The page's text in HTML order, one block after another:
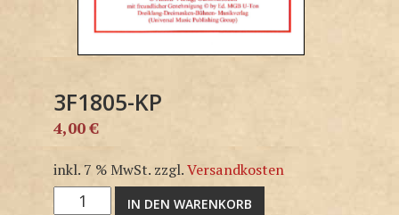
3F1805-KP
4,00€
inkl. 7 % MwSt. zzgl.Versandkosten
3F1805-
IN DEN WARENKORB